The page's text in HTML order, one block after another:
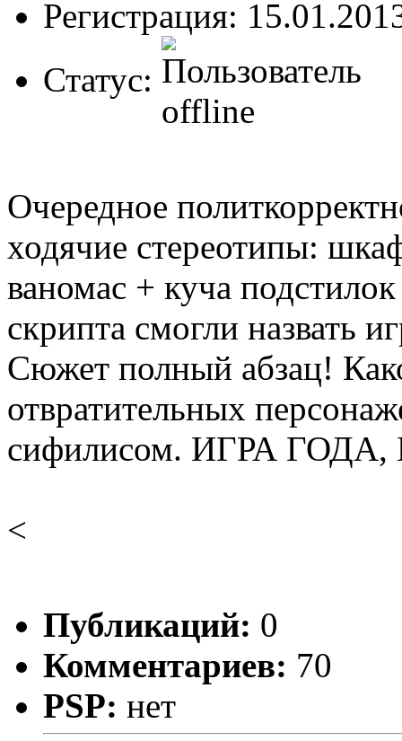
Регистрация:
Статус:
Очередное
ходячие стереотипы:
ваномас + куча
скрипта смогли назвать
Сюжет полный абзац!
отвратительных
сифилисом. ИГРА
<
Публикаций: 0
Комментариев: 70
PSP: нет